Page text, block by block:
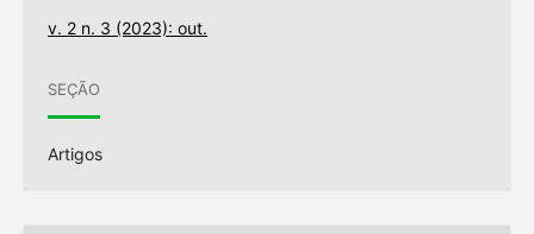
v. 2 n. 3 (2023): out.
SEÇÃO
Artigos